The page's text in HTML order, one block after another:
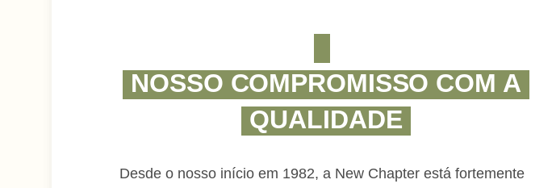
NOSSO COMPROMISSO COM A
QUALIDADE
Desde o nosso início em 1982, a New Chapter está fortemente